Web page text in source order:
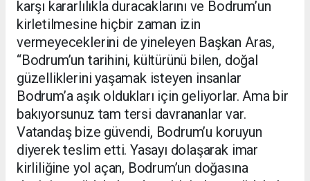
karşı kararlılıkla duracaklarını ve Bodrum’un
kirletilmesine hiçbir zaman izin
vermeyeceklerini de yineleyen Başkan Aras,
“Bodrum’un tarihini, kültürünü bilen, doğal
güzelliklerini yaşamak isteyen insanlar
Bodrum’a aşık oldukları için geliyorlar. Ama bir
bakıyorsunuz tam tersi davrananlar var.
Vatandaş bize güvendi, Bodrum’u koruyun
diyerek teslim etti. Yasayı dolaşarak imar
kirliliğine yol açan, Bodrum’un doğasına